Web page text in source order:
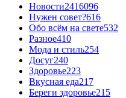
Новости2416096
Нужен совет?616
Обо всём на свете532
Разное410
Мода и стиль254
Досуг240
Здоровье223
Вкусная еда217
Береги здоровье215